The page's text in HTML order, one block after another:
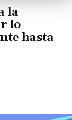
la
lo
hasta